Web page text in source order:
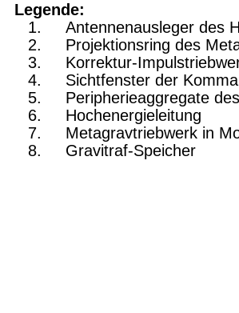
Legende:
Antennenausleger des
Projektionsring des
Korrektur-
Sichtfenster der
Peripherieaggregate
Hochenergieleitung
Metagravtriebwerk in
Gravitraf-Speicher